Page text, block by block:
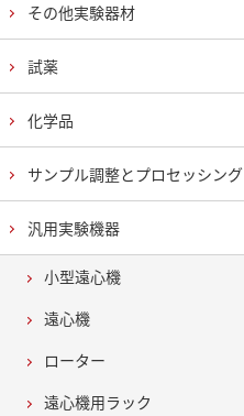
その他実験器材
試薬
化学品
サンプル調整とプロセッシング
汎用実験機器
小型遠心機
遠心機
ローター
遠心機用ラック